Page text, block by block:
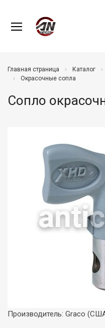
Главная страница Каталог
Окрасочные сопла
Сопло
Производитель: Graco